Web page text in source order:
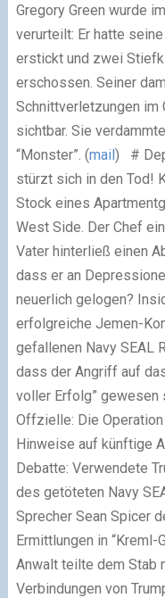
Gregory Green wurde
verurteilt: Er hatte
erstickt und zwei
erschossen. Seiner
Schnittverletzungen im
sichtbar. Sie
“Monster”. (mail)
#
stürzt sich in den Tod!
Stock eines
West Side. Der Chef
Vater hinterließ einen
dass er an
neuerlich gelogen?
erfolgreiche Jemen-
gefallenen Navy SEAL
dass der Angriff auf
voller Erfolg” gewesen
Offzielle: Die
Hinweise auf künftige
Debatte: Verwendete
des getöteten Navy
Sprecher Sean Spicer
Ermittlungen in
Anwalt teilte dem Stab
Verbindungen von